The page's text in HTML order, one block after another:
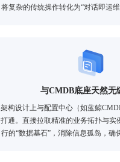
将复杂的传统操作转化为“对话即运
与CMDB底座天然无
架构设计上与配置中心（如蓝鲸
打通。直接拉取精准的业务拓扑与实
行的“数据基石”，消除信息孤岛，确